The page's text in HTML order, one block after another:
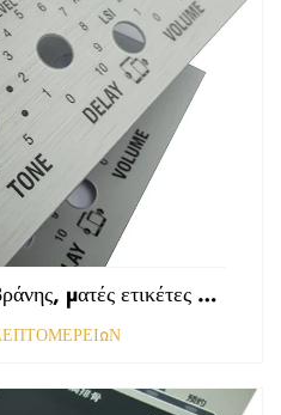
Λαμπερή ετικέτα μεμβράνης, ματές ετικέτες εμπρόσθιου πίνακα ελέγχου, ανάγλυφη γραφική επικάλυψη πολυκαρβονικού